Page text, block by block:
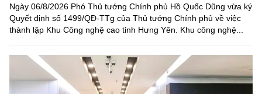
Ngày 06/8/2026 Phó Thủ tướng Chính phủ Hồ Quốc Dũng vừa ký
Quyết định số 1499/QĐ-TTg của Thủ tướng Chính phủ về việc
thành lập Khu Công nghệ cao tỉnh Hưng Yên. Khu công nghệ...